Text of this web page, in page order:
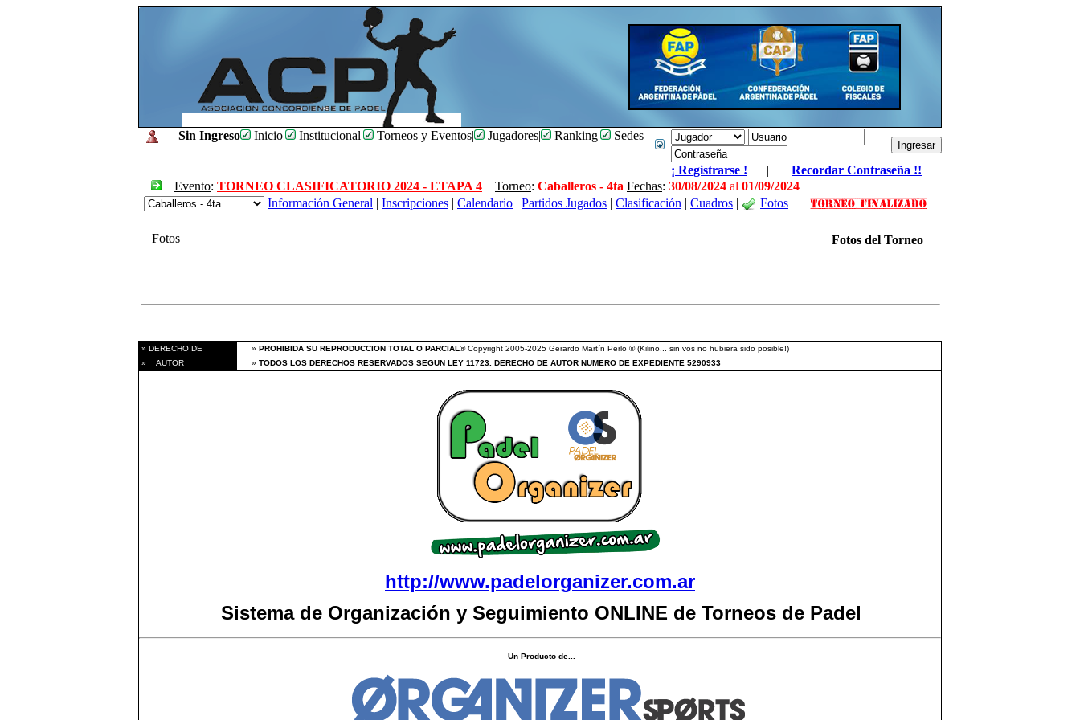
Sin Ingreso Inicio| Institucional| Torneos y Eventos| Jugadores| Ranking| Sedes
¡ Registrarse ! | Recordar Contraseña !!
Evento: TORNEO CLASIFICATORIO 2024 - ETAPA 4 Torneo: Caballeros - 4ta Fechas: 30/08/2024 al 01/09/2024
Información General | Inscripciones | Calendario | Partidos Jugados | Clasificación | Cuadros | Fotos
Fotos Fotos del Torneo
» DERECHO DE » PROHIBIDA SU REPRODUCCION TOTAL O PARCIAL® Copyright 2005-2025 Gerardo Martín Perlo ® (Kilino... sin vos no hubiera sido posible!)
» AUTOR
» TODOS LOS DERECHOS RESERVADOS SEGUN LEY 11723. DERECHO DE AUTOR NUMERO DE EXPEDIENTE 5290933
http://www.padelorganizer.com.ar
Sistema de Organización y Seguimiento ONLINE de Torneos de Padel
Un Producto de...